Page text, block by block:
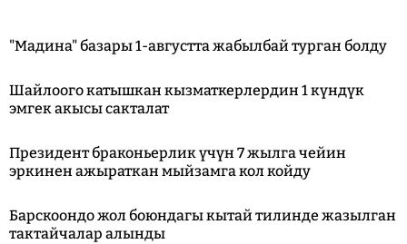
"Мадина" базары 1-августта жабылбай турган болду
Шайлоого катышкан кызматкерлердин 1 күндүк
эмгек акысы сакталат
Президент браконьерлик үчүн 7 жылга чейин
эркинен ажыраткан мыйзамга кол койду
Барскоондо жол боюндагы кытай тилинде жазылган
тактайчалар алынды